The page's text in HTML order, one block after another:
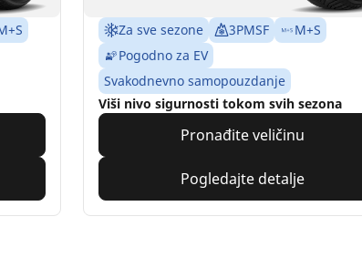
Za sve sezone 3PMSF
M+S
Pogodno za EV
Svakodnevno samopouzdanje
Viši nivo sigurnosti tokom svih sezona
Pronađite veličinu
Pogledajte detalje